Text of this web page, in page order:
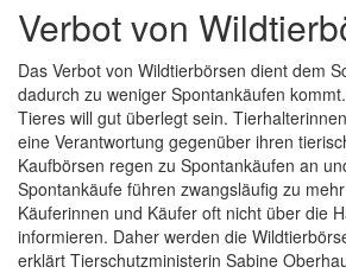
Verbot von
Das Verbot von Wildtierbörsen dient dem
dadurch zu weniger Spontankäufen
Tieres will gut überlegt sein.
eine Verantwortung gegenüber ihren
Kaufbörsen regen zu Spontankäufen an
Spontankäufe führen zwangsläufig zu
Käuferinnen und Käufer oft nicht über die
informieren. Daher werden die
erklärt Tierschutzministerin Sabine